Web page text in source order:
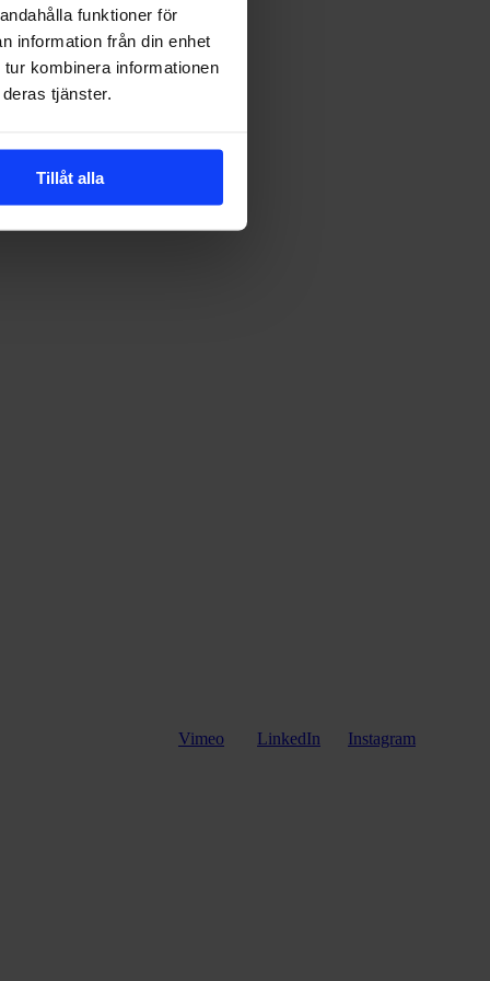
funktioner för
information från din enhet
kombinera informationen
tjänster.
Tillåt alla
Vimeo LinkedIn Instagram